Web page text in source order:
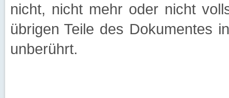
nicht, nicht mehr oder nicht
übrigen Teile des Dokumentes
unberührt.